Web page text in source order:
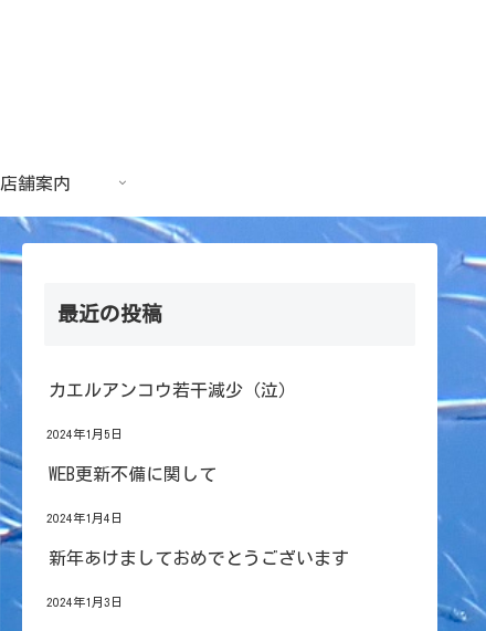
店舗案内
最近の投稿
カエルアンコウ若干減少（泣）
2024年1月5日
WEB更新不備に関して
2024年1月4日
新年あけましておめでとうございます
2024年1月3日